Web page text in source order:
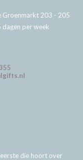
Groenmarkt 203 - 205
dagen per week
die hoort over